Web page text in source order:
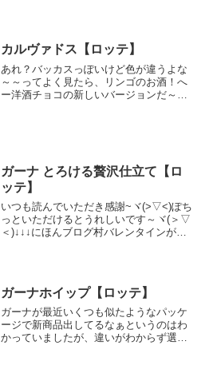
カルヴァドス【ロッテ】
あれ？バッカスっぽいけど色が違うよな
～～ってよく見たら、リンゴのお酒！へ
ー洋酒チョコの新しいバージョンだ～こ
ガーナ とろける贅沢仕立て【ロ
ッテ】
いつも読んでいただき感謝~ヾ(>▽<)ぽち
っといただけるとうれしいです～ヾ(＞▽
＜)↓↓↓にほんブログ村バレンタインが目
ガーナホイップ【ロッテ】
ガーナが最近いくつも似たようなパッケ
ージで新商品出してるなぁというのはわ
かっていましたが、違いがわからず選び